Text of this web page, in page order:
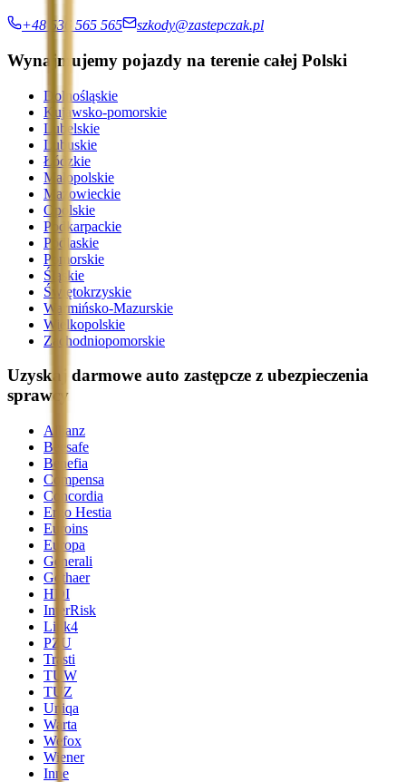
+48 536 565 565 szkody@zastepczak.pl
Wynajmujemy pojazdy na terenie całej Polski
Dolnośląskie
Kujawsko-pomorskie
Lubelskie
Lubuskie
Łódzkie
Małopolskie
Mazowieckie
Opolskie
Podkarpackie
Podlaskie
Pomorskie
Śląskie
Świętokrzyskie
Warmińsko-Mazurskie
Wielkopolskie
Zachodniopomorskie
Uzyskaj darmowe auto zastępcze z ubezpieczenia
sprawcy
Allianz
Beesafe
Benefia
Compensa
Concordia
Ergo Hestia
Euroins
Europa
Generali
Gothaer
HDI
InterRisk
Link4
PZU
Trasti
TUW
TUZ
Uniqa
Warta
Wefox
Wiener
Inne